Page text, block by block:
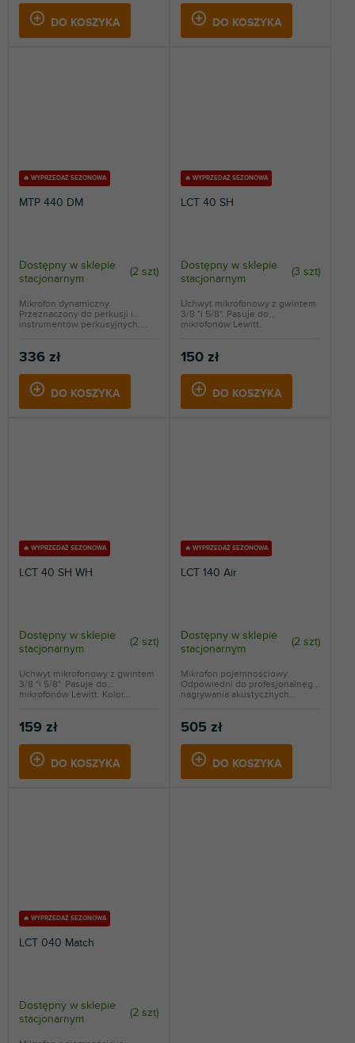
DO KOSZYKA DO KOSZYKA
🔥 WYPRZEDAŻ SEZONOWA
MTP 440 DM
Dostępny w sklepie
stacjonarnym
(2 szt)
336 zł
DO KOSZYKA
Mikrofon dynamiczny.
Przeznaczony do perkusji i
instrumentów perkusyjnych,...
🔥 WYPRZEDAŻ SEZONOWA
LCT 40 SH
Dostępny w sklepie
stacjonarnym
(3 szt)
150 zł
DO KOSZYKA
Uchwyt mikrofonowy z gwintem
3/8 "i 5/8". Pasuje do
mikrofonów Lewitt.
🔥 WYPRZEDAŻ SEZONOWA
LCT 40 SH WH
Dostępny w sklepie
stacjonarnym
(2 szt)
159 zł
DO KOSZYKA
Uchwyt mikrofonowy z gwintem
3/8 "i 5/8". Pasuje do
mikrofonów Lewitt. Kolor...
🔥 WYPRZEDAŻ SEZONOWA
LCT 140 Air
Dostępny w sklepie
stacjonarnym
(2 szt)
505 zł
DO KOSZYKA
Mikrofon pojemnościowy.
Odpowiedni do profesjonalnego
nagrywania akustycznych...
🔥 WYPRZEDAŻ SEZONOWA
LCT 040 Match
Dostępny w sklepie
stacjonarnym
(2 szt)